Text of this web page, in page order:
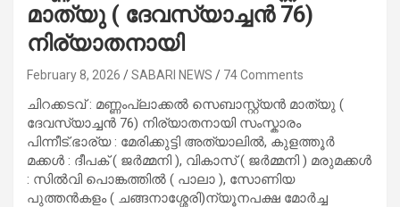
മാത്യു ( ദേവസ്യാച്ചൻ 76)
നിര്യാതനായി
February 8, 2026 SABARI NEWS 74 Comments
ചിറക്കടവ് : മണ്ണംപ്ലാക്കൽ സെബാസ്റ്റ്യൻ മാത്യു (
ദേവസ്യാച്ചൻ 76) നിര്യാതനായി സംസ്കാരം
പിന്നീട്.ഭാര്യ : മേരിക്കുട്ടി അത്യാലിൽ, കുളത്തൂർ
മക്കൾ : ദീപക് ( ജർമ്മനി ), വികാസ് ( ജർമ്മനി ) മരുമക്കൾ
: സിൽവി പൊങ്കത്തിൽ ( പാലാ ), സോണിയ
പുത്തൻകളം ( ചങ്ങനാശ്ശേരി)ന്യൂനപക്ഷ മോർച്ച